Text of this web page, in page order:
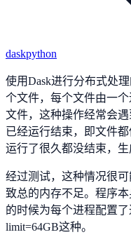
daskpython
使用Dask进行分布式处
个文件，每个文件由一
文件，这种操作经常会
已经运行结束，即文件
运行了很久都没结束，生
经过测试，这种情况很
致总的内存不足。程序
的时候为每个进程配置
limit=64GB这种。